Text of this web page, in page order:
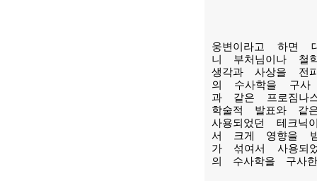
웅변이라고 하면
니 부처님이나 철
생각과 사상을 전
의 수사학을 구사
과 같은 프로짐나
학술적 발표와 같
사용되었던 테크닉
서 크게 영향을
가 섞여서 사용되
의 수사학을 구